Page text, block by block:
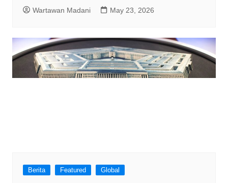
Wartawan Madani May 23, 2026
Berita Featured Global